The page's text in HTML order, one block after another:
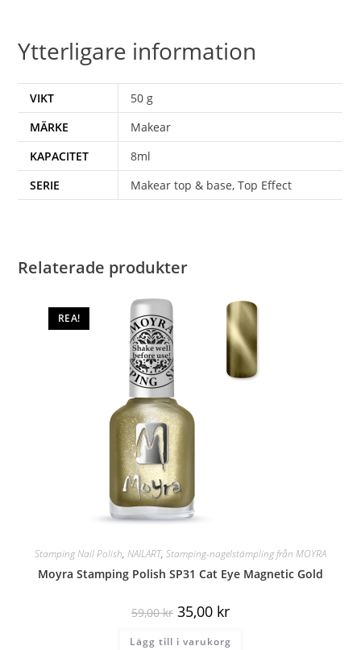
Ytterligare information
VIKT
50 g
MÄRKE
Makear
KAPACITET
8ml
SERIE
Makear top & base, Top Effect
Relaterade produkter
REA!
Stamping Nail Polish, NAILART, Stamping-nagelstämpling från MOYRA
Moyra Stamping Polish SP31 Cat Eye Magnetic Gold
59,00kr 35,00 kr
Lägg till i varukorg